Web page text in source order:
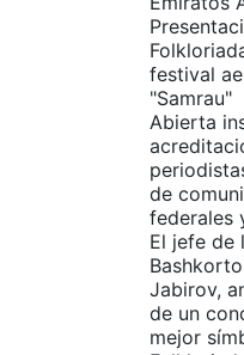
festival
"Samrau"
Abierta
de
federales
El jefe de
Jabirov,
de un
mejor